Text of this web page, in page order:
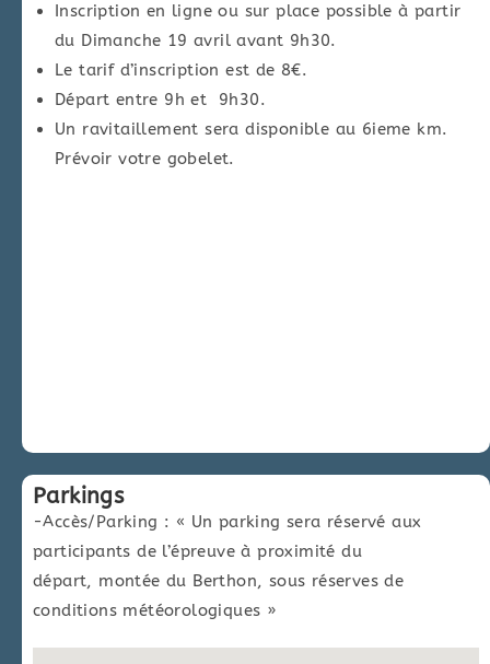
Inscription en ligne ou sur place possible à partir
du Dimanche 19 avril avant 9h30.
Le tarif d’inscription est de 8€.
Départ entre 9h et 9h30.
Un ravitaillement sera disponible au 6ieme km.
Prévoir votre gobelet.
Parkings
-Accès/Parking : « Un parking sera réservé aux
participants de l’épreuve à proximité du
départ, montée du Berthon, sous réserves de
conditions météorologiques »